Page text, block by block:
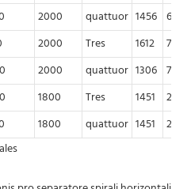
2000 quattuor 1456 6-65
2000 Tres 1612
7-80
2000 quattuor 1306 7-90
1800 Tres 1451
20-
1800 quattuor 1451
20-